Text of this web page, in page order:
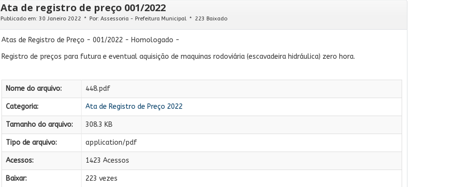
Ata de registro de preço 001/2022
Publicado em: 30 Janeiro 2022 Por: Assessoria - Prefeitura Municipal 223 Baixado
Atas de Registro de Preço - 001/2022 - Homologado -
Registro de preços para futura e eventual aquisição de maquinas rodoviária (escavadeira hidráulica) zero hora.
Nome do arquivo: 448.pdf
Categoria: Ata de Registro de Preço 2022
Tamanho do arquivo: 308.3 KB
Tipo de arquivo: application/pdf
Acessos: 1423 Acessos
Baixar: 223 vezes